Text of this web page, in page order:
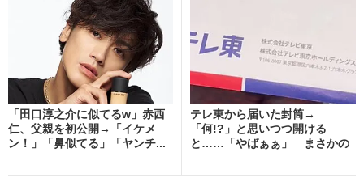
「田口淳之介に似てるw」赤西
仁、父親を初公開→「イケメ
ン！」「鼻似てる」「ヤンチ...
テレ東から届いた封筒→
「何!?」と思いつつ開ける
と……「やばぁぁ」 まさかの